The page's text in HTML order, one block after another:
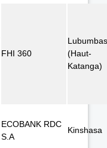
FHI 360
(Haut-
Katanga)
ECOBANK RDC
S.A
Kinshasa